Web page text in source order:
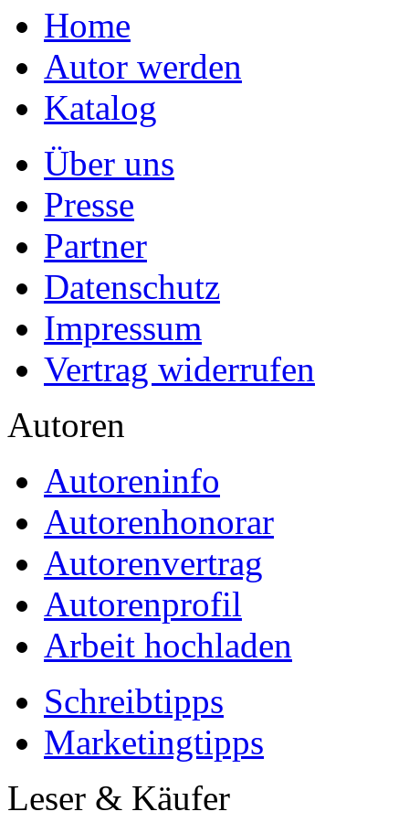
Home
Autor werden
Katalog
Über uns
Presse
Partner
Datenschutz
Impressum
Vertrag widerrufen
Autoren
Autoreninfo
Autorenhonorar
Autorenvertrag
Autorenprofil
Arbeit hochladen
Schreibtipps
Marketingtipps
Leser & Käufer